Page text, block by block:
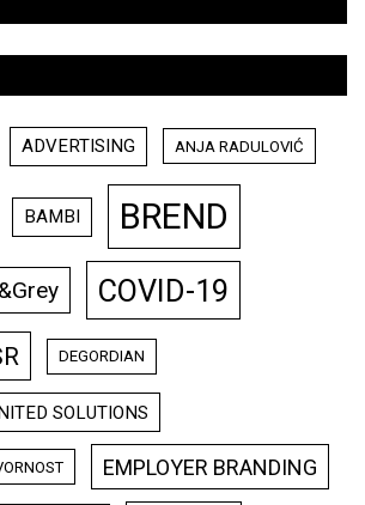
ADVERTISING ANJA RADULOVIĆ
BAMBI BREND
COVID-19
DEGORDIAN
SOLUTIONS
EMPLOYER BRANDING